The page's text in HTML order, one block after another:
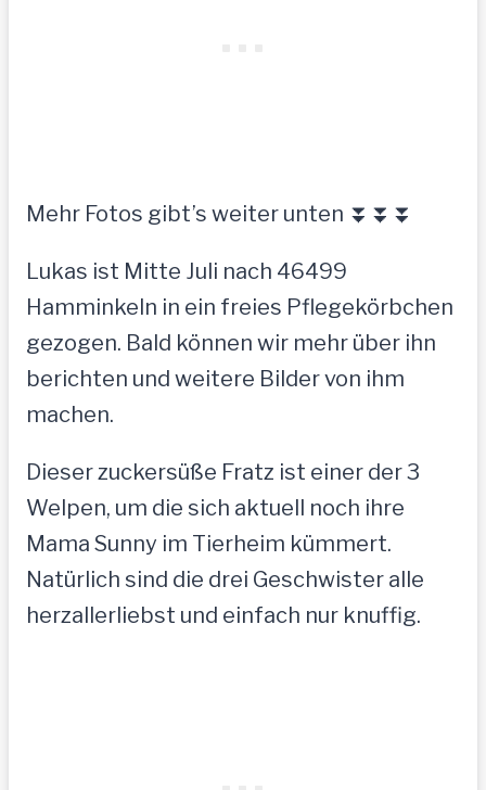
Mehr Fotos gibt’s weiter unten ⏬⏬⏬
Lukas ist Mitte Juli nach 46499
Hamminkeln in ein freies Pflegekörbchen
gezogen. Bald können wir mehr über ihn
berichten und weitere Bilder von ihm
machen.
Dieser zuckersüße Fratz ist einer der 3
Welpen, um die sich aktuell noch ihre
Mama Sunny im Tierheim kümmert.
Natürlich sind die drei Geschwister alle
herzallerliebst und einfach nur knuffig.